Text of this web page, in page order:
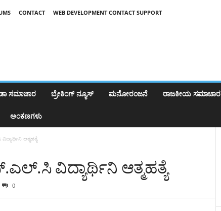
CONTACT
WEB DEVELOPMENT CONTACT SUPPORT
ಸಮಾಚಾರ ಬ್ರೇಕಿಂಗ್‌ ನ್ಯೂಸ್ ಮನೋರಂಜನೆ ರಾಜಕೀಯ ಸಮಾಚಾರ
ಅಂಕಣಗಳು
ಆತ್ಮಹತ್ಯೆ
ವಿದ್ಯಾರ್ಥಿನಿ ಆತ್ಮಹತ್ಯೆ
0